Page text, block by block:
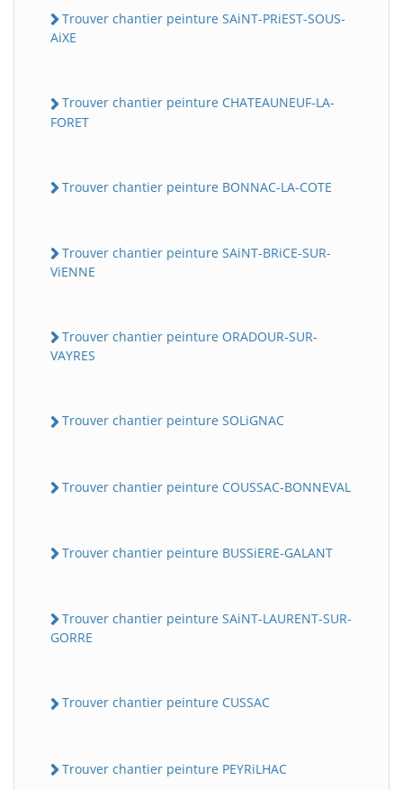
Trouver chantier peinture SAiNT-PRiEST-SOUS-
AiXE
Trouver chantier peinture CHATEAUNEUF-LA-
FORET
Trouver chantier peinture BONNAC-LA-COTE
Trouver chantier peinture SAiNT-BRiCE-SUR-
ViENNE
Trouver chantier peinture ORADOUR-SUR-
VAYRES
Trouver chantier peinture SOLiGNAC
Trouver chantier peinture COUSSAC-BONNEVAL
Trouver chantier peinture BUSSiERE-GALANT
Trouver chantier peinture SAiNT-LAURENT-SUR-
GORRE
Trouver chantier peinture CUSSAC
Trouver chantier peinture PEYRiLHAC